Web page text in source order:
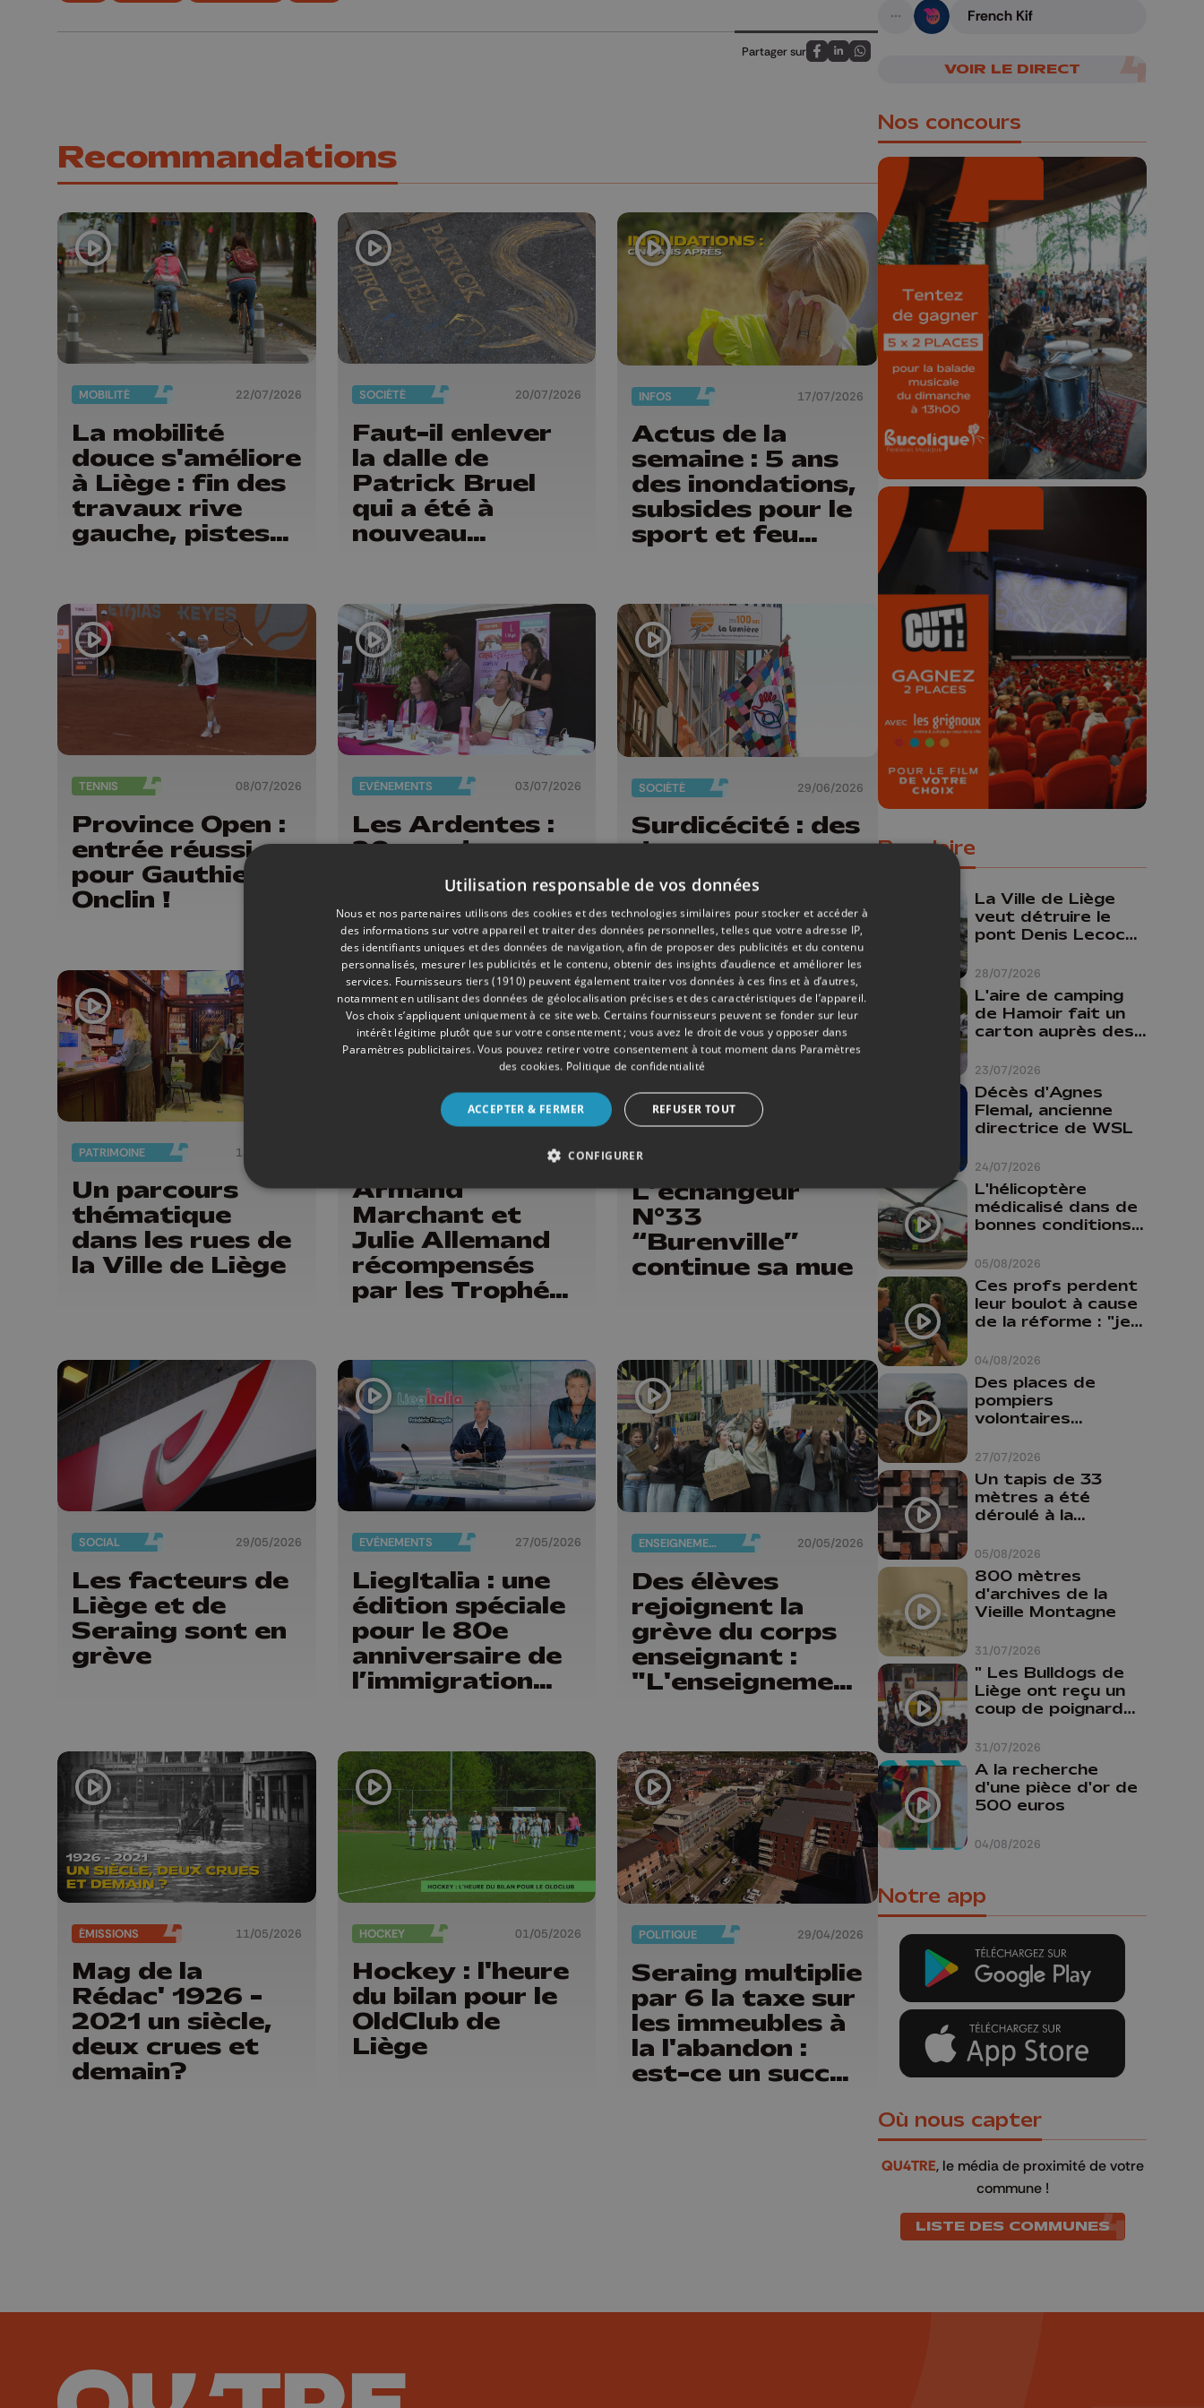
Partager sur
Partagez sur FaceBook
Partagez sur LinkedIn
Partagez sur Whatsapp
Recommandations
MOBILITÉ 22/07/2026
La mobilité
douce s'améliore
à Liège : fin des
travaux rive
gauche, pistes
Guillemins...
SOCIÉTÉ 20/07/2026
Faut-il enlever
la dalle de
Patrick Bruel
qui a été à
nouveau
sont en
vacances"
INFOS 17/07/2026
Actus de la
semaine : 5 ans
des inondations,
subsides pour le
sport et feu
TENNIS 08/07/2026
Province Open :
entrée réussi
pour Gauthier
Onclin !
EVÈNEMENTS 03/07/2026
Les Ardentes :
20 ans de
musique... et de
SOCIÉTÉ 29/06/2026
Surdicécité : des
drapeaux pour
rendre visible
l'invisible
PATRIMOINE 18/06/2026
Un parcours
thématique
dans les rues de
la Ville de Liège
04/06/2026
Armand
Marchant et
Julie Allemand
récompensés
par les Trophées
Liège
MOBILITÉ
L’échangeur
N°33
“Burenville”
continue sa mue
SOCIAL 29/05/2026
Les facteurs de
Liège et de
Seraing sont en
grève
EVÈNEMENTS 27/05/2026
LiegItalia : une
édition spéciale
pour le 80e
anniversaire de
l’immigration
ENSEIGNEMENT 20/05/2026
Des élèves
rejoignent la
grève du corps
enseignant :
"L'enseignement
ÉMISSIONS 11/05/2026
Mag de la
Rédac' 1926 -
2021 un siècle,
deux crues et
demain?
HOCKEY 01/05/2026
Hockey : l'heure
du bilan pour le
OldClub de
Liège
POLITIQUE 29/04/2026
Seraing multiplie
par 6 la taxe sur
les immeubles à
la l'abandon :
est-ce un succès
A suivre
French Kif
VOIR LE DIRECT
Nos concours
🎁 Gagnez 5x2
places pour le
Bucolique Ferrières
Festival 🌿🎶
Concours valable jusqu'au 9 août,
23h59.
🎬 Concours CUT x
Les Grignoux ✨
Concours permanent - 2 places à
gagner chaque semaine !
Populaire
28/07/2026
La Ville de Liège
veut détruire le
pont Denis Lecocq
budget pour le
faire
23/07/2026
L'aire de camping
de Hamoir fait un
carton auprès des
24/07/2026
Décès d'Agnes
Flemal, ancienne
directrice de WSL
05/08/2026
L'hélicoptère
médicalisé dans de
bonnes conditions à
04/08/2026
Ces profs perdent
leur boulot à cause
de la réforme : "je
comme prof que
comme
pharmacienne"
27/07/2026
Des places de
pompiers
volontaires
province de Liège :
"Un citoyen qui
n'est formé ne
peut pas nous
aider"
05/08/2026
Un tapis de 33
mètres a été
déroulé à la
Liège
31/07/2026
800 mètres
d'archives de la
Vieille Montagne
31/07/2026
" Les Bulldogs de
Liège ont reçu un
coup de poignard
04/08/2026
A la recherche
d'une pièce d'or de
500 euros
Notre app
Où nous capter
QU4TRE, le média de proximité de votre
commune !
LISTE DES COMMUNES
Utilisation responsable de vos données
Nous et nos partenaires utilisons des cookies et des technologies similaires pour stocker et accéder à
des informations sur votre appareil et traiter des données personnelles, telles que votre adresse IP,
des identifiants uniques et des données de navigation, afin de proposer des publicités et du contenu
personnalisés, mesurer les publicités et le contenu, obtenir des insights d’audience et améliorer les
services. Fournisseurs tiers (1910) peuvent également traiter vos données à ces fins et à d’autres,
notamment en utilisant des données de géolocalisation précises et des caractéristiques de l’appareil.
Vos choix s’appliquent uniquement à ce site web. Certains fournisseurs peuvent se fonder sur leur
intérêt légitime plutôt que sur votre consentement ; vous avez le droit de vous y opposer dans
Paramètres publicitaires. Vous pouvez retirer votre consentement à tout moment dans Paramètres
des cookies. Politique de confidentialité
ACCEPTER & FERMER REFUSER TOUT
CONFIGURER